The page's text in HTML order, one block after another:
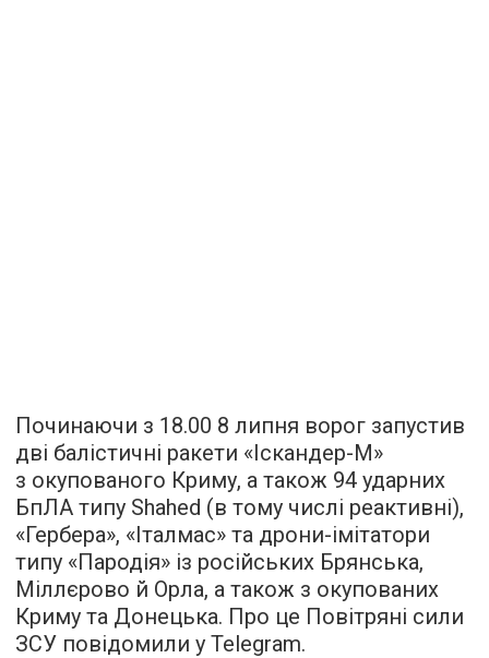
Починаючи з 18.00 8 липня ворог запустив
дві балістичні ракети «Іскандер-М»
з окупованого Криму, а також 94 ударних
БпЛА типу Shahed (в тому числі реактивні),
«Гербера», «Італмас» та дрони-імітатори
типу «Пародія» із російських Брянська,
Міллєрово й Орла, а також з окупованих
Криму та Донецька. Про це Повітряні сили
ЗСУ повідомили у Telegram.